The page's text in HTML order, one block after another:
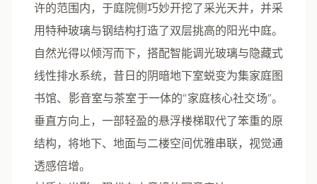
许的范围内，于庭院侧巧妙开挖了采光天井，并采
用特种玻璃与钢结构打造了双层挑高的阳光中庭。
自然光得以倾泻而下，搭配智能调光玻璃与隐藏式
线性排水系统，昔日的阴暗地下室蜕变为集家庭图
书馆、影音室与茶室于一体的“家庭核心社交场”。
垂直方向上，一部轻盈的悬浮楼梯取代了笨重的原
结构，将地下、地面与二楼空间优雅串联，视觉通
透感倍增。